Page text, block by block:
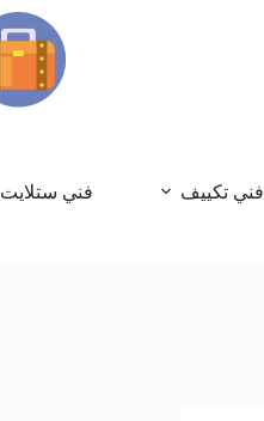
فني تكييف فني ستلايت